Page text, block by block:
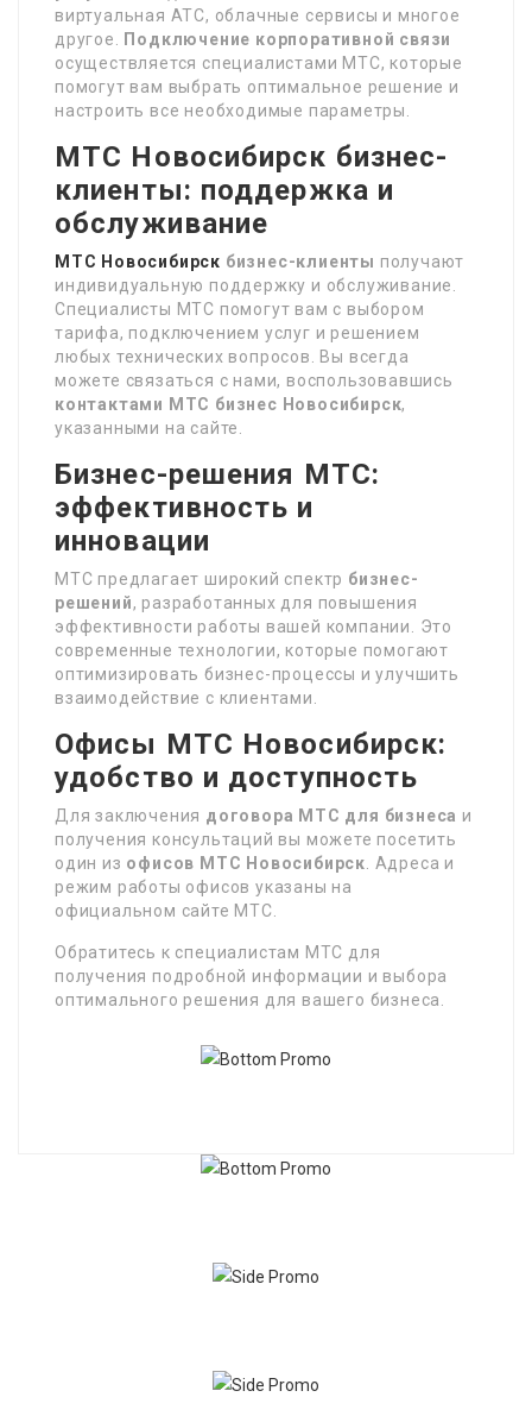
виртуальная АТС, облачные сервисы и многое
другое.
Подключение корпоративной связи
осуществляется специалистами МТС, которые
помогут вам выбрать оптимальное решение и
настроить все необходимые параметры.
МТС Новосибирск бизнес-
клиенты: поддержка и
обслуживание
МТС Новосибирск бизнес-клиенты получают
индивидуальную поддержку и обслуживание.
Специалисты МТС помогут вам с выбором
тарифа, подключением услуг и решением
любых технических вопросов. Вы всегда
можете связаться с нами, воспользовавшись
контактами МТС бизнес Новосибирск,
указанными на сайте.
Бизнес-решения МТС:
эффективность и
инновации
МТС предлагает широкий спектр бизнес-
решений, разработанных для повышения
эффективности работы вашей компании. Это
современные технологии, которые помогают
оптимизировать бизнес-процессы и улучшить
взаимодействие с клиентами.
Офисы МТС Новосибирск:
удобство и доступность
Для заключения договора МТС для бизнеса и
получения консультаций вы можете посетить
один из офисов МТС Новосибирск . Адреса и
режим работы офисов указаны на
официальном сайте МТС.
Обратитесь к специалистам МТС для
получения подробной информации и выбора
оптимального решения для вашего бизнеса.